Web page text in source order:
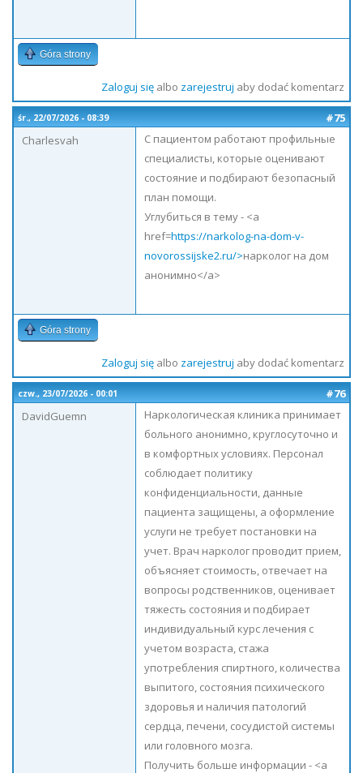
Góra strony
Zaloguj sięalbo zarejestruj aby dodać komentarz
śr., 22/07/2026 - 08:39
#75
Charlesvah
С пациентом работают профильные
специалисты, которые оценивают
состояние и подбирают безопасный
план помощи.
Углубиться в тему - <a
href=https://narkolog-na-dom-v-
novorossijske2.ru/>нарколог на дом
анонимно</a>
Góra strony
Zaloguj sięalbo zarejestruj aby dodać komentarz
czw., 23/07/2026 - 00:01
#76
DavidGuemn
Наркологическая клиника принимает
больного анонимно, круглосуточно и
в комфортных условиях. Персонал
соблюдает политику
конфиденциальности, данные
пациента защищены, а оформление
услуги не требует постановки на
учет. Врач нарколог проводит прием,
объясняет стоимость, отвечает на
вопросы родственников, оценивает
тяжесть состояния и подбирает
индивидуальный курс лечения с
учетом возраста, стажа
употребления спиртного, количества
выпитого, состояния психического
здоровья и наличия патологий
сердца, печени, сосудистой системы
или головного мозга.
Получить больше информации - <a